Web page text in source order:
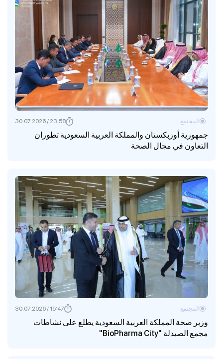
جمهورية أوزبكستان والمملكة العربية السعودية تطوران
التعاون في مجال الصحة
المجتمع 23:58 / 30.07.2026
وزير صحة المملكة العربية السعودية يطلع على نشاطات
مجمع الصيدلة "BioPharma City"
المجتمع 15:47 / 30.07.2026